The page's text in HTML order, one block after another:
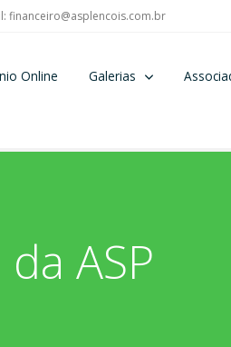
financeiro@asplencois.com.br
Online Galerias
ASP